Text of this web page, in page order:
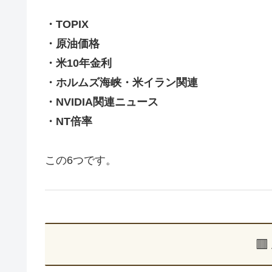
・TOPIX
・原油価格
・米10年金利
・ホルムズ海峡・米イラン関連
・NVIDIA関連ニュース
・NT倍率
この6つです。
🟥